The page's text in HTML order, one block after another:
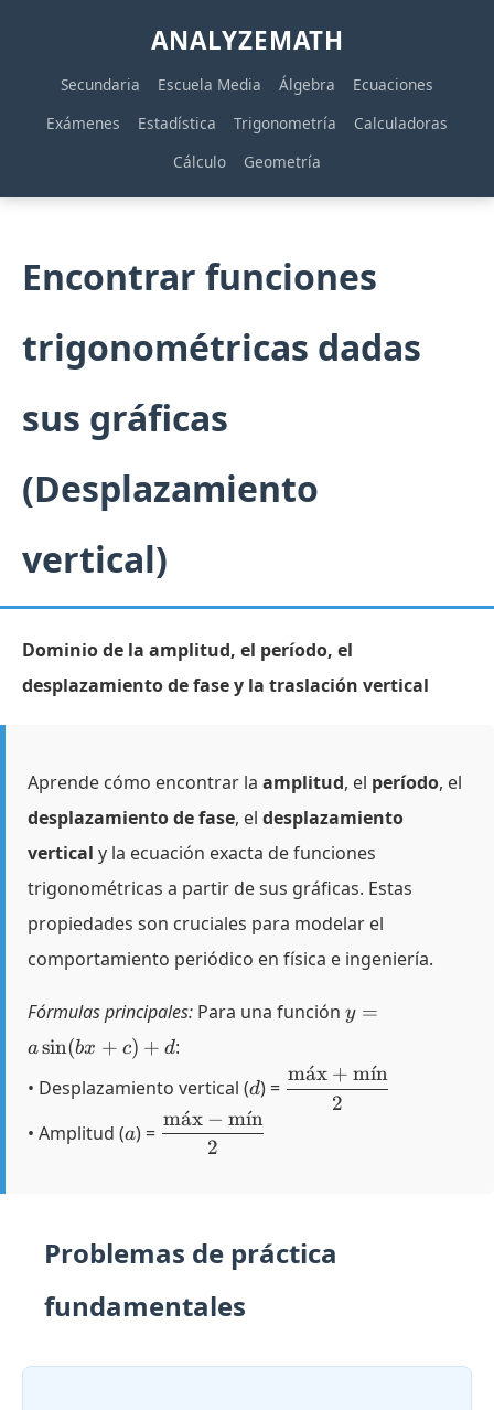
ANALYZEMATH
Secundaria Escuela Media Álgebra
Ecuaciones
Exámenes
Estadística Trigonometría
Calculadoras
Cálculo
Geometría
Encontrar funciones
trigonométricas dadas
sus gráficas
(Desplazamiento
vertical)
Dominio de la amplitud, el período, el
desplazamiento de fase y la traslación vertical
Aprende cómo encontrar la amplitud, el período, el
desplazamiento de fase, el desplazamiento
vertical y la ecuación exacta de funciones
trigonométricas a partir de sus gráficas. Estas
propiedades son cruciales para modelar el
comportamiento periódico en física e ingeniería.
Fórmulas principales: Para una función y = a
d
y =
asin(bx + c) + d:
• Desplazamiento vertical ( d
d) = \dfrac{\text{máx}
+ \text{mín}}{2}
2
ma
ˊx + mı
ˊn
• Amplitud (a) = \dfrac{\text{máx}
- \text{mín}}{2}
2
ma
ˊx − mı
ˊn
Problemas de práctica
fundamentales